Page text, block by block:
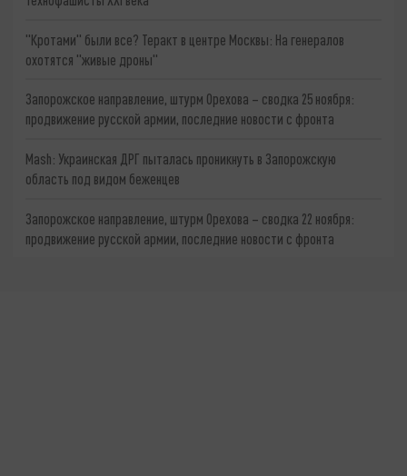
"Кротами" были все? Теракт в центре Москвы: На генералов
охотятся "живые дроны"
Запорожское направление, штурм Орехова – сводка 25 ноября:
продвижение русской армии, последние новости с фронта
Mash: Украинская ДРГ пыталась проникнуть в Запорожскую
область под видом беженцев
Запорожское направление, штурм Орехова – сводка 22 ноября:
продвижение русской армии, последние новости с фронта